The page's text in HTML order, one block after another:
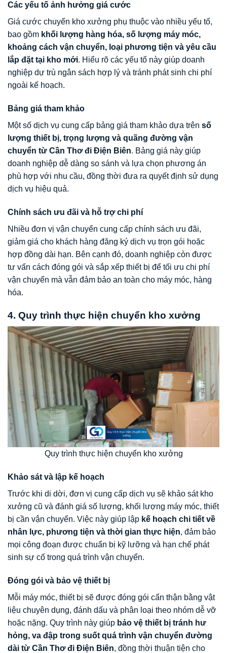
Các yếu tố ảnh hưởng giá cước
Giá cước chuyển kho xưởng phụ thuộc vào nhiều yếu tố,
bao gồm khối lượng hàng hóa, số lượng máy móc,
khoảng cách vận chuyển, loại phương tiện và yêu cầu
lắp đặt tại kho mới. Hiểu rõ các yếu tố này giúp doanh
nghiệp dự trù ngân sách hợp lý và tránh phát sinh chi phí
ngoài kế hoạch.
Bảng giá tham khảo
Một số dịch vụ cung cấp bảng giá tham khảo dựa trên số
lượng thiết bị, trọng lượng và quãng đường vận
chuyển từ Cần Thơ đi Điện Biên. Bảng giá này giúp
doanh nghiệp dễ dàng so sánh và lựa chọn phương án
phù hợp với nhu cầu, đồng thời đưa ra quyết định sử dụng
dịch vụ hiệu quả.
Chính sách ưu đãi và hỗ trợ chi phí
Nhiều đơn vị vận chuyển cung cấp chính sách ưu đãi,
giảm giá cho khách hàng đăng ký dịch vụ trọn gói hoặc
hợp đồng dài hạn. Bên cạnh đó, doanh nghiệp còn được
tư vấn cách đóng gói và sắp xếp thiết bị để tối ưu chi phí
vận chuyển mà vẫn đảm bảo an toàn cho máy móc, hàng
hóa.
4. Quy trình thực hiện chuyển kho xưởng
Quy trình thực hiện chuyển kho xưởng
Khảo sát và lập kế hoạch
Trước khi di dời, đơn vị cung cấp dịch vụ sẽ khảo sát kho
xưởng cũ và đánh giá số lượng, khối lượng máy móc, thiết
bị cần vận chuyển. Việc này giúp lập kế hoạch chi tiết về
nhân lực, phương tiện và thời gian thực hiện, đảm bảo
mọi công đoạn được chuẩn bị kỹ lưỡng và hạn chế phát
sinh sự cố trong quá trình vận chuyển.
Đóng gói và bảo vệ thiết bị
Mỗi máy móc, thiết bị sẽ được đóng gói cẩn thận bằng vật
liệu chuyên dụng, đánh dấu và phân loại theo nhóm dễ vỡ
hoặc nặng. Quy trình này giúp bảo vệ thiết bị tránh hư
hỏng, va đập trong suốt quá trình vận chuyển đường
dài từ Cần Thơ đi Điện Biên, đồng thời thuận tiện cho